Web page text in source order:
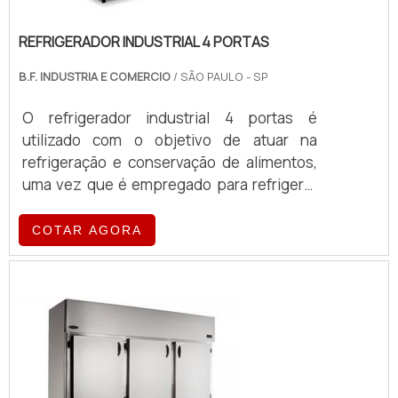
REFRIGERADOR INDUSTRIAL 4 PORTAS
B.F. INDUSTRIA E COMERCIO / SÃO PAULO - SP
O refrigerador industrial 4 portas é
utilizado com o objetivo de atuar na
refrigeração e conservação de alimentos,
uma vez que é empregado para refrigerar
industriais, bares, restaurantes, mercados,
entre outros. Os refrigeradores possuem
permitem que sejam perfeitos para
qualquer estabelecimento, atendendo o
espaço e demanda de qualquer cozinha. O
PRODUTO APRESENT...
COTAR AGORA